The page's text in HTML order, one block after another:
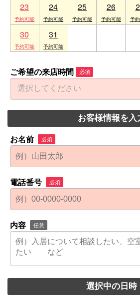
23 24 25 26
30 31
ご希望の来店時間 必須
お客様情報を入
お名前 必須
電話番号 必須
内容 任意
選択中の日時